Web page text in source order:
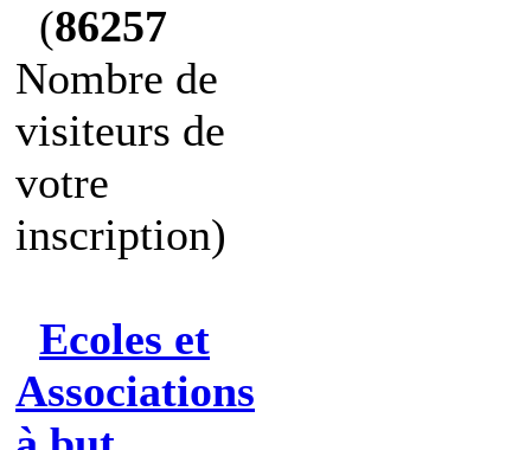
(86257
Nombre de
visiteurs de
votre
inscription)
Ecoles et
Associations